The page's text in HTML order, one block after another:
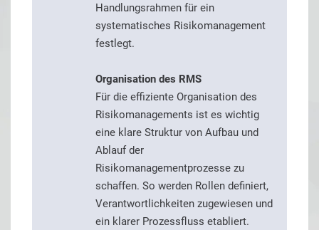
Handlungsrahmen für ein
systematisches Risikomanagement
festlegt.
Organisation des RMS
Für die effiziente Organisation des
Risikomanagements ist es wichtig
eine klare Struktur von Aufbau und
Ablauf der
Risikomanagementprozesse zu
schaffen. So werden Rollen definiert,
Verantwortlichkeiten zugewiesen und
ein klarer Prozessfluss etabliert.